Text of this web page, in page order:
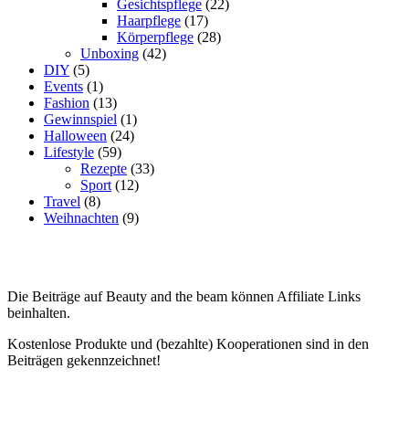
Gesichtspflege (22)
Haarpflege (17)
Körperpflege (28)
Unboxing (42)
DIY (5)
Events (1)
Fashion (13)
Gewinnspiel (1)
Halloween (24)
Lifestyle (59)
Rezepte (33)
Sport (12)
Travel (8)
Weihnachten (9)
Die Beiträge auf Beauty and the beam können Affiliate Links
beinhalten.
Kostenlose Produkte und (bezahlte) Kooperationen sind in den
Beiträgen gekennzeichnet!